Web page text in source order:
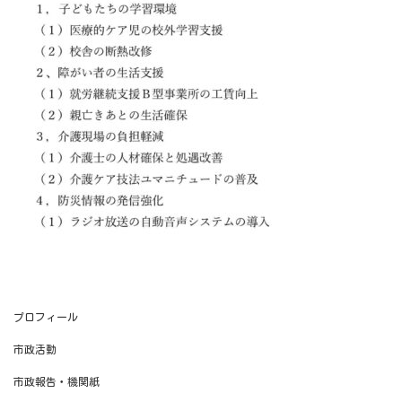
プロフィール
市政活動
市政報告・機関紙